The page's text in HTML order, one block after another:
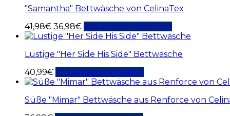
"Samantha" Bettwäsche von CelinaTex
41,98€ 36,98€ Auf Amazon ansehen
Lustige "Her Side His Side" Bettwäsche
40,99€ Auf Amazon ansehen
Süße "Mimar" Bettwäsche aus Renforce von